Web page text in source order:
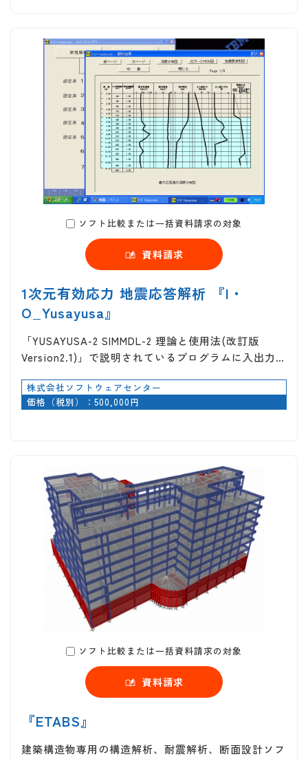
ソフト比較または一括資料請求の対象
資料請求
1次元有効応力 地震応答解析 『I・
O_Yusayusa』
「YUSAYUSA-2 SIMMDL-2 理論と使用法(改訂版
Version2.1)」で説明されているプログラムに入出力…
株式会社ソフトウェアセンター
価格（税別）：500,000円
ソフト比較または一括資料請求の対象
資料請求
『ETABS』
建築構造物専用の構造解析、耐震解析、断面設計ソフ